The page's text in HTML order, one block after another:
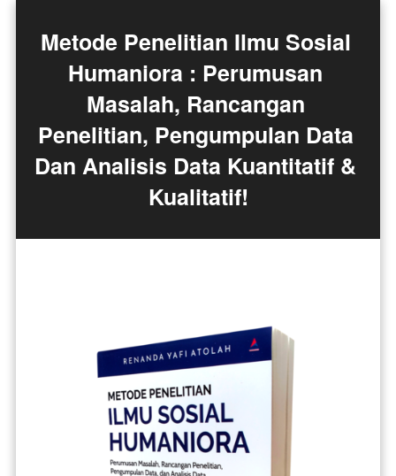
Metode Penelitian Ilmu Sosial
Humaniora : Perumusan
Masalah, Rancangan
Penelitian, Pengumpulan Data
Dan Analisis Data Kuantitatif &
Kualitatif!